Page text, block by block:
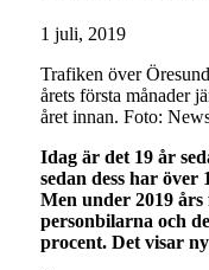
1 juli, 2019
Trafiken över
årets första månader
året innan. Foto:
Idag är det 19 år
sedan dess har
Men under 2019
personbilarna och
procent. Det visar